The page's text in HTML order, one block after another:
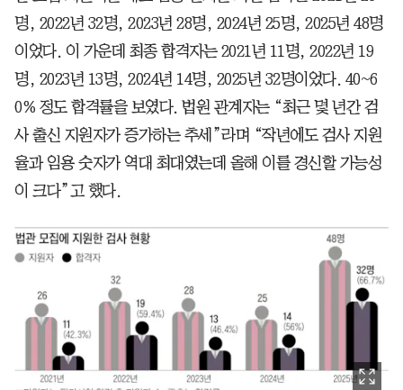
명, 2022년 32명, 2023년 28명, 2024년 25명, 2025년 48명
이었다. 이 가운데 최종 합격자는 2021년 11명, 2022년 19
명, 2023년 13명, 2024년 14명, 2025년 32명이었다. 40~6
0% 정도 합격률을 보였다. 법원 관계자는 “최근 몇 년간 검
사 출신 지원자가 증가하는 추세”라며 “작년에도 검사 지원
율과 임용 숫자가 역대 최대였는데 올해 이를 경신할 가능성
이 크다”고 했다.